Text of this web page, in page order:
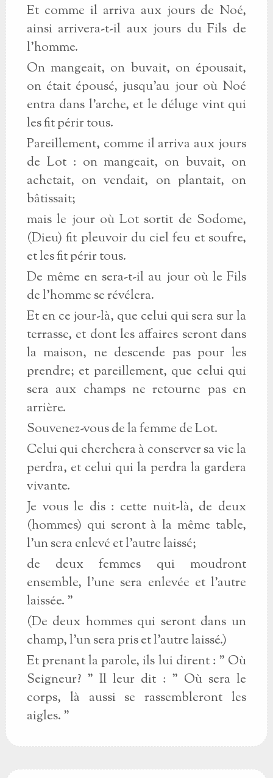
Et comme il arriva aux jours de Noé,
ainsi arrivera-t-il aux jours du Fils de
l'homme.
On mangeait, on buvait, on épousait,
on était épousé, jusqu'au jour où Noé
entra dans l'arche, et le déluge vint qui
les fit périr tous.
Pareillement, comme il arriva aux jours
de Lot : on mangeait, on buvait, on
achetait, on vendait, on plantait, on
bâtissait;
mais le jour où Lot sortit de Sodome,
(Dieu) fit pleuvoir du ciel feu et soufre,
et les fit périr tous.
De même en sera-t-il au jour où le Fils
de l'homme se révélera.
Et en ce jour-là, que celui qui sera sur la
terrasse, et dont les affaires seront dans
la maison, ne descende pas pour les
prendre; et pareillement, que celui qui
sera aux champs ne retourne pas en
arrière.
Souvenez-vous de la femme de Lot.
Celui qui cherchera à conserver sa vie la
perdra, et celui qui la perdra la gardera
vivante.
Je vous le dis : cette nuit-là, de deux
(hommes) qui seront à la même table,
l'un sera enlevé et l'autre laissé;
de deux femmes qui moudront
ensemble, l'une sera enlevée et l'autre
laissée. "
(De deux hommes qui seront dans un
champ, l'un sera pris et l'autre laissé.)
Et prenant la parole, ils lui dirent : " Où
Seigneur? " Il leur dit : " Où sera le
corps, là aussi se rassembleront les
aigles. "